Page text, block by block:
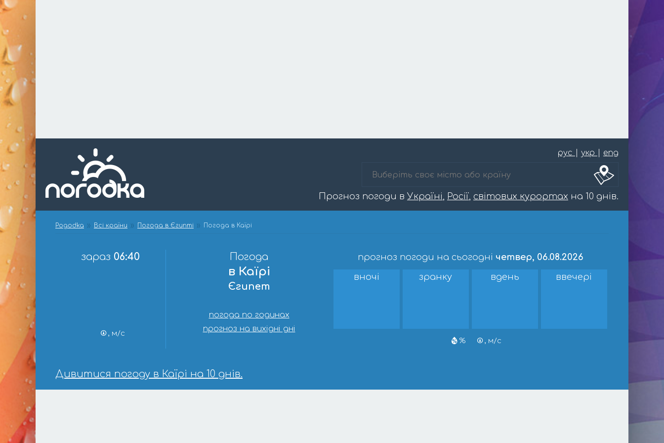
рус укр eng
Прогноз погоди в Україні, Росії, світових курортах на 10 днів.
Pogodka Всі країни Погода в Єгипті Погода в Каїрі
зараз 06:40
, м/с
Погода
в Каїрі
Єгипет
погода по годинах
прогноз на вихідні дні
прогноз погоди на сьогодні четвер, 06.08.2026
вночі
зранку вдень ввечері
% , м/с
Дивитися погоду в Каїрі на 10 днів.